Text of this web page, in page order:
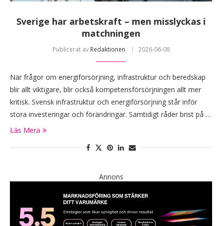
Sverige har arbetskraft – men misslyckas i
matchningen
Publicerat av Redaktionen 2026-06-08
När frågor om energiförsörjning, infrastruktur och beredskap
blir allt viktigare, blir också kompetensförsörjningen allt mer
kritisk. Svensk infrastruktur och energiförsörjning står inför
stora investeringar och förändringar. Samtidigt råder brist på …
Läs Mera
Annons